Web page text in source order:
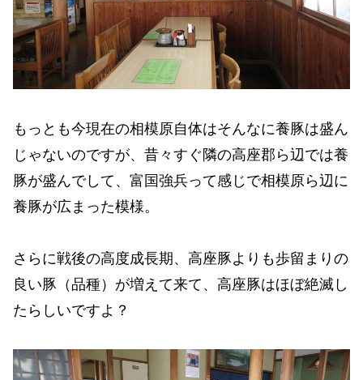
もっとも今現在の相模原自体はそんなに養豚は盛ん
じゃないのですが、昔々すぐ隣の高座郡ら辺では養
豚が盛んでして、富国強兵って感じで相模原ら辺に
養豚が広まった模様。
さらに戦後の高度成長期、高座豚よりも歩留まりの
良い豚（品種）が増えて来て、高座豚はほぼ絶滅し
たらしいですよ？